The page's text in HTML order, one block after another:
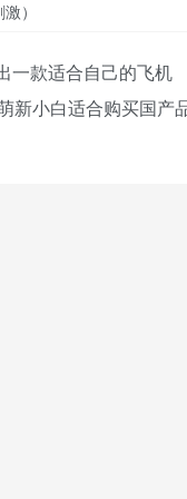
）
一款适合自己的飞机
新小白适合购买国产